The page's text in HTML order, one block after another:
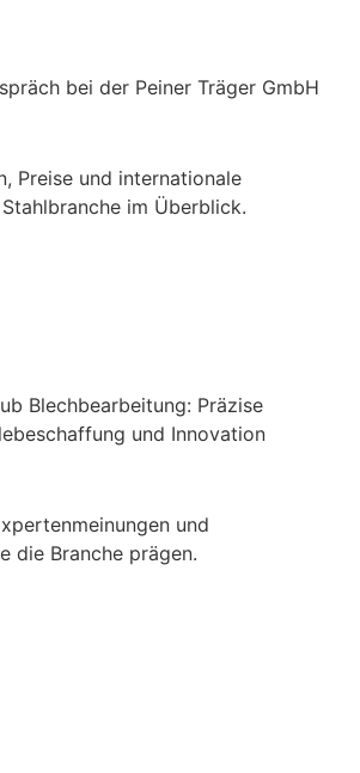
Preise und internationale
im Überblick.
und
die Branche prägen.